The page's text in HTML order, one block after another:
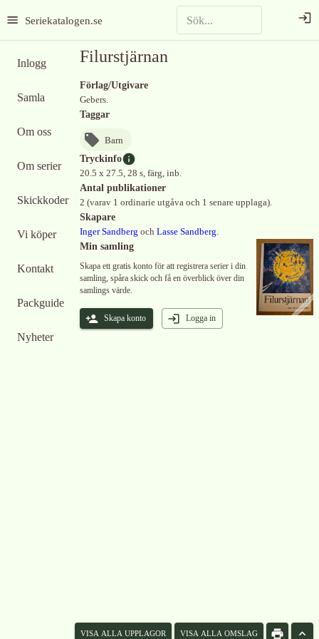
Seriekatalogen.se
Inlogg
Samla
Om oss
Om serier
Skickkoder
Vi köper
Kontakt
Packguide
Nyheter
Filurstjärnan
Förlag/Utgivare
Gebers.
Taggar
Barn
Tryckinfo
20.5 x 27.5, 28 s, färg, inb.
Antal publikationer
2 (varav 1 ordinarie utgåva och 1 senare upplaga).
Skapare
Inger Sandberg och Lasse Sandberg.
Min samling
Skapa ett gratis konto för att registrera serier i din
samling, spåra skick och få en överblick över din
samlings värde.
Skapa konto Logga in
VISA ALLA UPPLAGOR VISA ALLA OMSLAG